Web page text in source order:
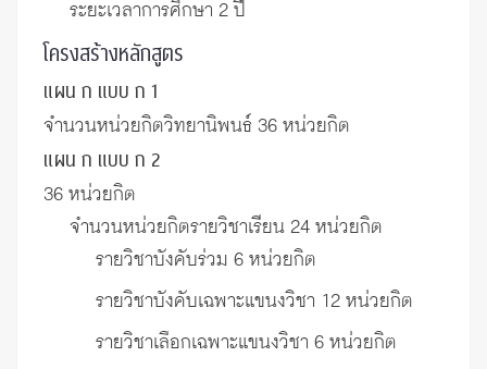
ระยะเวลาการศึกษา 2 ปี
โครงสร้างหลักสูตร
แผน ก แบบ ก 1
จำนวนหน่วยกิตวิทยานิพนธ์ 36 หน่วยกิต
แผน ก แบบ ก 2
36 หน่วยกิต
จำนวนหน่วยกิตรายวิชาเรียน 24 หน่วยกิต
รายวิชาบังคับร่วม 6 หน่วยกิต
รายวิชาบังคับเฉพาะแขนงวิชา 12 หน่วยกิต
รายวิชาเลือกเฉพาะแขนงวิชา 6 หน่วยกิต